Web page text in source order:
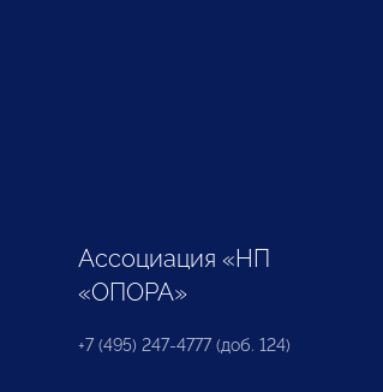
Ассоциация «НП
«ОПОРА»
+7 (495) 247-4777 (доб. 124)